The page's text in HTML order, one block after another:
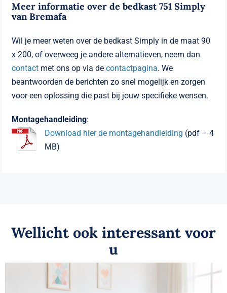
Meer informatie over de bedkast 751 Simply
van Bremafa
Wil je meer weten over de bedkast Simply in de maat 90
x 200, of overweeg je andere alternatieven, neem dan
contact met ons op via decontactpagina. We
beantwoorden de berichten zo snel mogelijk en zorgen
voor een oplossing die past bij jouw specifieke wensen.
Montagehandleiding:
Download hier de montagehandleiding (pdf – 4
MB)
Wellicht ook interessant voor
u